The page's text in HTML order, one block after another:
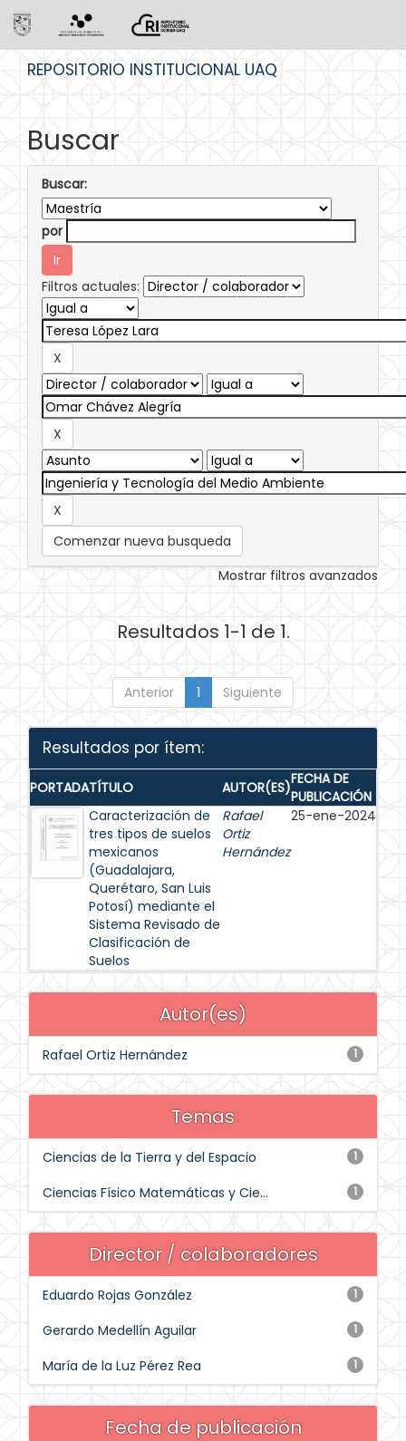
REPOSITORIO INSTITUCIONAL UAQ
Buscar
Buscar:
por
Filtros actuales:
Comenzar nueva busqueda
Mostrar filtros avanzados
Resultados 1-1 de 1.
Anterior 1 Siguiente
Resultados por ítem:
PORTADATÍTULO AUTOR(ES)FECHA DE
PUBLICACIÓN
Caracterización de
tres tipos de suelos
mexicanos
(Guadalajara,
Querétaro, San Luis
Potosí) mediante el
Sistema Revisado de
Clasificación de
Suelos
Rafael
Ortiz
Hernández
25-ene-2024
Autor(es)
1
Rafael Ortiz Hernández
Temas
1
Ciencias de la Tierra y del Espacio
1
Ciencias Físico Matemáticas y Cie...
Director / colaboradores
1
Eduardo Rojas González
1
Gerardo Medellín Aguilar
1
María de la Luz Pérez Rea
Fecha de publicación